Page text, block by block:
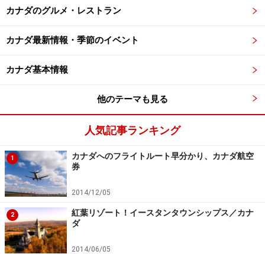
カナダのグルメ・レストラン
カナダ最新情報・季節のイベント
カナダ基本情報
他のテーマも見る
人気記事ランキング
1
カナダへのフライトルート早分かり、カナダ航空
券
2014/12/05
2
紅葉リゾート！イースタンタウンシップス／カナ
ダ
2014/06/05